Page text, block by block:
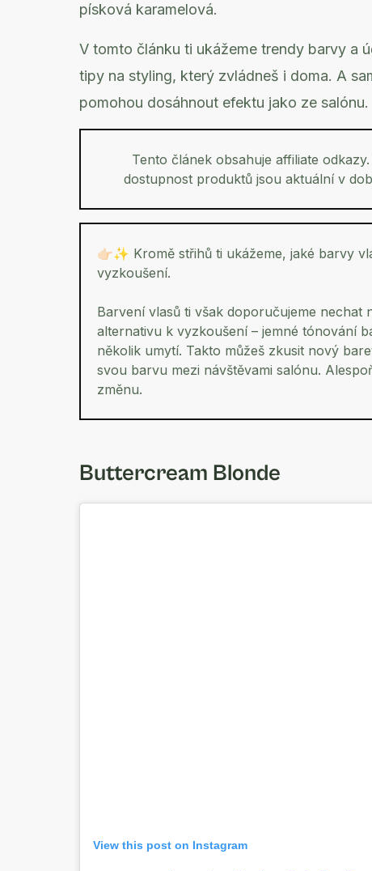
písková karamelová.
V tomto článku ti ukážeme trendy barvy a
tipy na styling, který zvládneš i doma. A
pomohou dosáhnout efektu jako ze salónu.
Tento článek obsahuje affiliate
dostupnost produktů jsou aktuální v
👉🏻✨ Kromě střihů ti ukážeme, jaké barvy
vyzkoušení.
Barvení vlasů ti však doporučujeme
alternativu k vyzkoušení – jemné tónování
několik umytí. Takto můžeš zkusit nový
svou barvu mezi návštěvami salónu.
změnu.
Buttercream Blonde
View this post on Instagram